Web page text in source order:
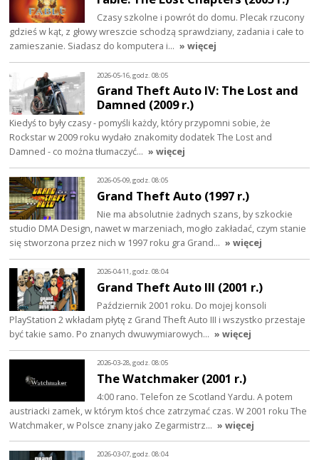
Czasy szkolne i powrót do domu. Plecak rzucony
gdzieś w kąt, z głowy wreszcie schodzą sprawdziany, zadania i całe to
zamieszanie. Siadasz do komputera i… » więcej
2026-05-16, godz. 08:05
Grand Theft Auto IV: The Lost and
Damned (2009 r.)
Kiedyś to były czasy - pomyśli każdy, który przypomni sobie, że
Rockstar w 2009 roku wydało znakomity dodatek The Lost and
Damned - co można tłumaczyć… » więcej
2026-05-09, godz. 08:05
Grand Theft Auto (1997 r.)
Nie ma absolutnie żadnych szans, by szkockie
studio DMA Design, nawet w marzeniach, mogło zakładać, czym stanie
się stworzona przez nich w 1997 roku gra Grand… » więcej
2026-04-11, godz. 08:04
Grand Theft Auto III (2001 r.)
Październik 2001 roku. Do mojej konsoli
PlayStation 2 wkładam płytę z Grand Theft Auto III i wszystko przestaje
być takie samo. Po znanych dwuwymiarowych… » więcej
2026-03-28, godz. 08:05
The Watchmaker (2001 r.)
4:00 rano. Telefon ze Scotland Yardu. A potem
austriacki zamek, w którym ktoś chce zatrzymać czas. W 2001 roku The
Watchmaker, w Polsce znany jako Zegarmistrz… » więcej
2026-03-07, godz. 08:04